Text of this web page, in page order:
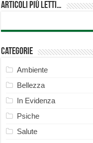
Articoli più Letti…
Categorie
Ambiente
Bellezza
In Evidenza
Psiche
Salute